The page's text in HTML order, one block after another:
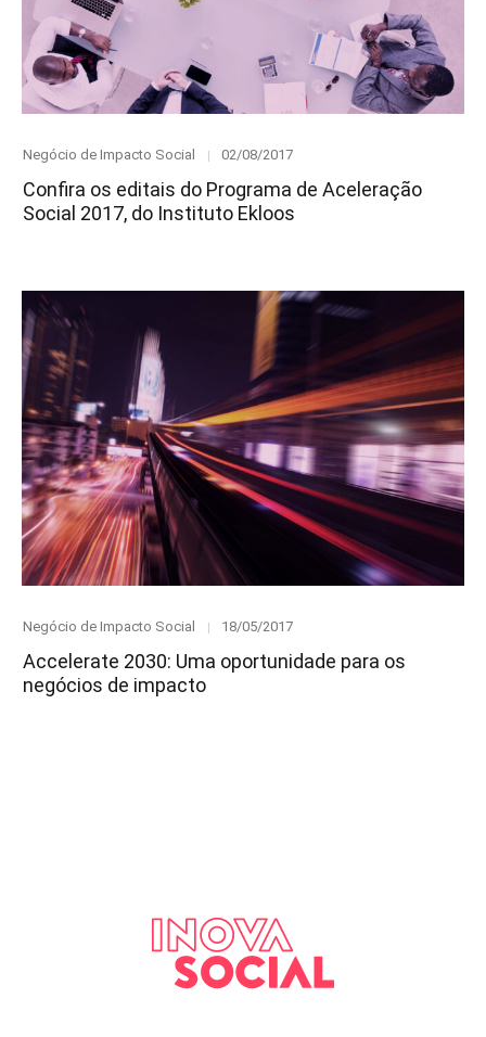
Category
Negócio de Impacto Social
Posted
02/08/2017
Confira os editais do Programa de Aceleração
Social 2017, do Instituto Ekloos
Category
Negócio de Impacto Social
Posted
18/05/2017
Accelerate 2030: Uma oportunidade para os
negócios de impacto